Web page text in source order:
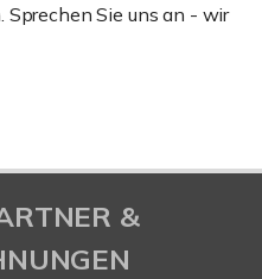
Sie uns an - wir
&